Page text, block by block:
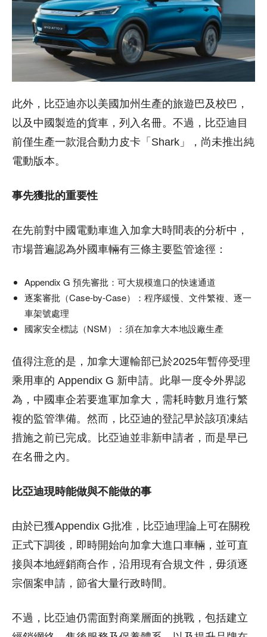
此外，比亞迪亦以美國加州生產的旅遊巴及校巴，
以及中國製造的貨車，列入名冊。不過，比亞迪目
前僅生產一款混合動力皮卡「Shark」，尚未推出純
電動版本。
事先獲批的重要性
在先前對中國電動車進入加拿大時間表的分析中，
市場普遍認為外國車輛有三條主要監管途徑：
Appendix G 預先審批：可大規模進口的快速通道
逐案審批（Case-by-Case）：程序緩慢、文件繁複、逐一
車架號處理
國家安全標誌（NSM）：須在加拿大本地設廠生產
值得注意的是，加拿大運輸部已於2025年暫停受理
乘用車的 Appendix G 新申請。此舉一度令外界認
為，中國車企若要進軍加拿大，需耗時數月進行繁
複的監管準備。然而，比亞迪的登記早於該項凍結
措施之前已完成。比亞迪並非新申請者，而是早已
在名冊之內。
比亞迪現時能做與不能做的事
由於已獲Appendix G批准，比亞迪理論上可在關稅
正式下調後，即時開始向加拿大進口車輛，並可直
接與本地經銷商合作，沿用現有合規文件，毋須逐
宗個案申請，節省大量行政時間。
不過，比亞迪仍需面對商業層面的挑戰，包括建立